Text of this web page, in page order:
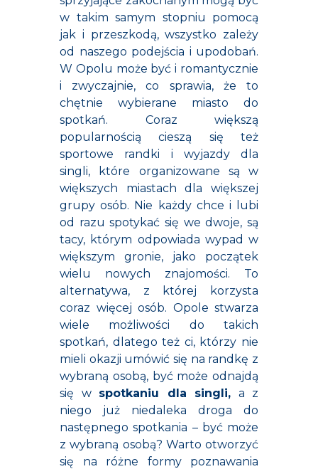
w takim samym stopniu pomocą
jak i przeszkodą, wszystko zależy
od naszego podejścia i upodobań.
W Opolu może być i romantycznie
i zwyczajnie, co sprawia, że to
chętnie wybierane miasto do
spotkań. Coraz większą
popularnością cieszą się też
sportowe randki i wyjazdy dla
singli, które organizowane są w
większych miastach dla większej
grupy osób. Nie każdy chce i lubi
od razu spotykać się we dwoje, są
tacy, którym odpowiada wypad w
większym gronie, jako początek
wielu nowych znajomości. To
alternatywa, z której korzysta
coraz więcej osób. Opole stwarza
wiele możliwości do takich
spotkań, dlatego też ci, którzy nie
mieli okazji umówić się na randkę z
wybraną osobą, być może odnajdą
się w spotkaniu dla singli, a z
niego już niedaleka droga do
następnego spotkania – być może
z wybraną osobą? Warto otworzyć
się na różne formy poznawania